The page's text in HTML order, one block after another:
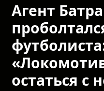
Агент
остаться с